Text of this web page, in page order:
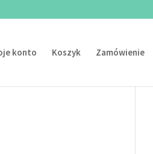
konto Koszyk Zamówienie